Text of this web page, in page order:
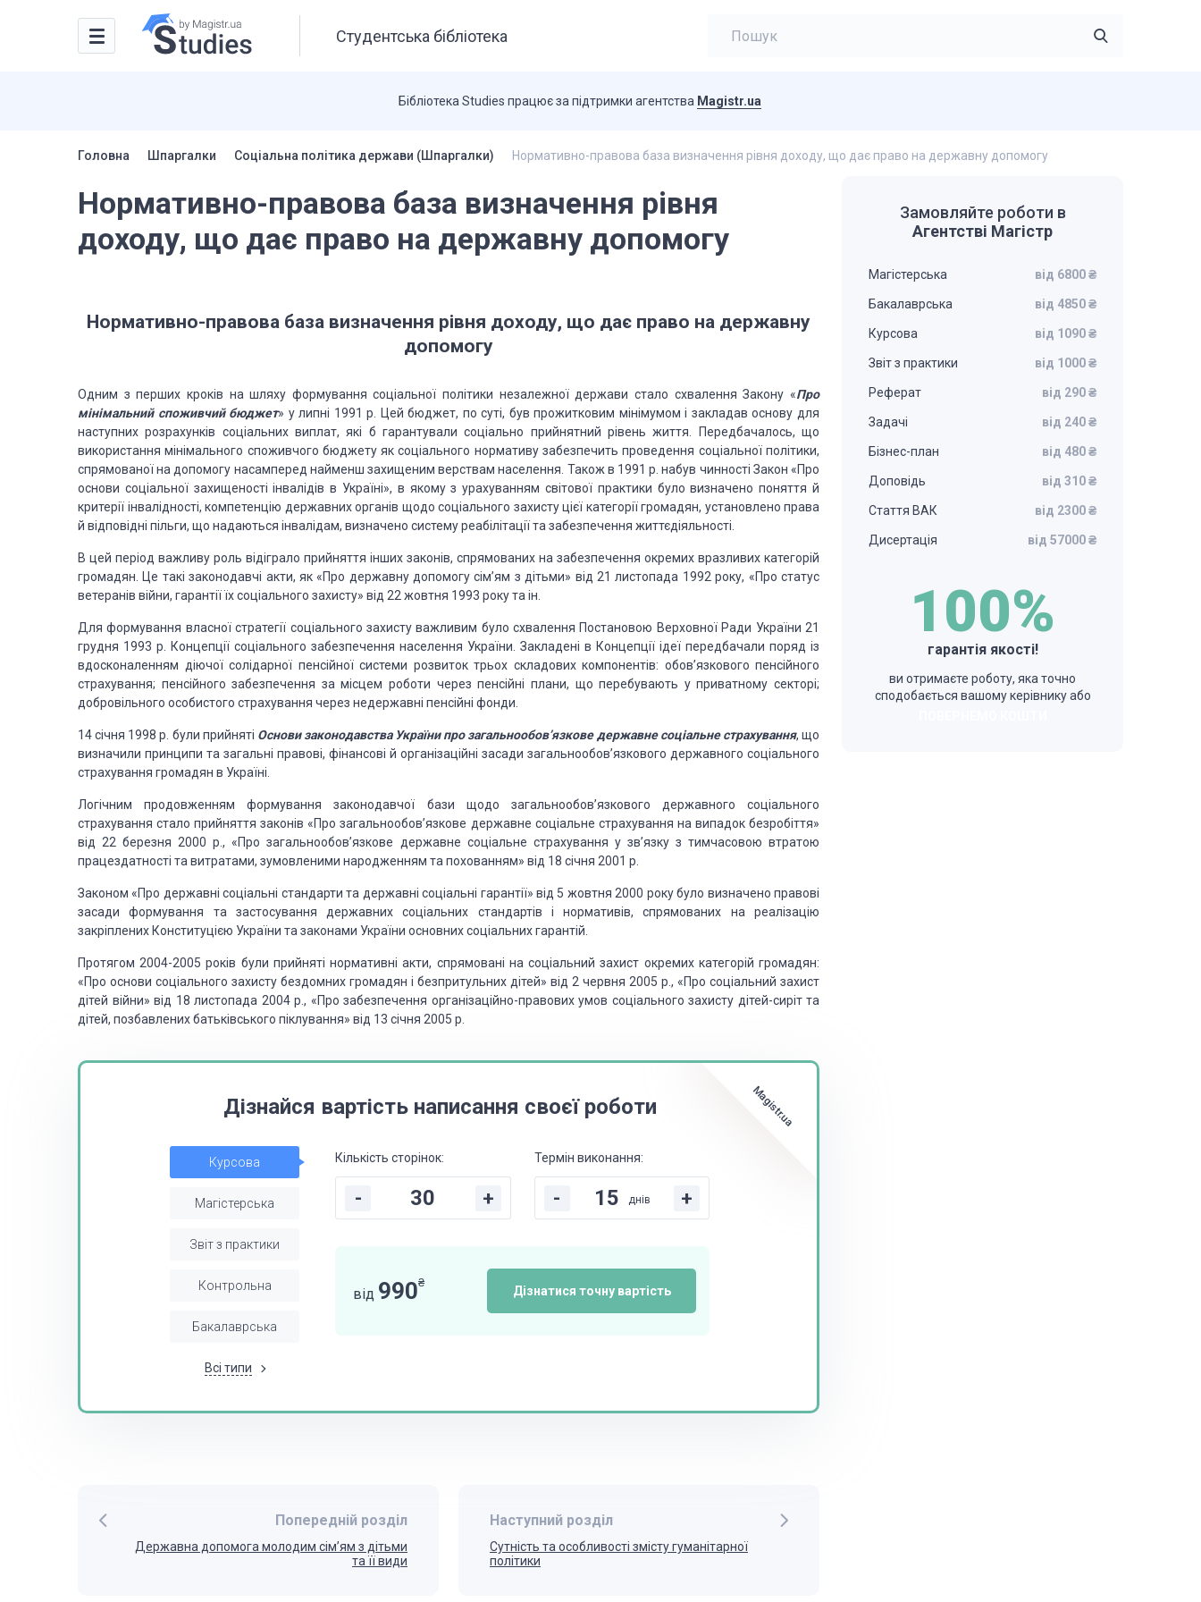
Студентська бібліотека
Бібліотека Studies працює за підтримки агентства Magistr.ua
Головна Шпаргалки Соціальна політика держави (Шпаргалки) Нормативно-правова база визначення рівня доходу, що дає право на державну допомогу
Нормативно-правова база визначення рівня
доходу, що дає право на державну допомогу
Нормативно-правова база визначення рівня доходу, що дає право на державну
допомогу
Одним з перших кроків на шляху формування соціальної політики незалежної держави стало схвалення Закону «Про
мінімальний споживчий бюджет» у липні 1991 р. Цей бюджет, по суті, був прожитковим мінімумом і закладав основу для
наступних розрахунків соціальних виплат, які б гарантували соціально прийнятний рівень життя. Передбачалось, що
використання мінімального споживчого бюджету як соціального нормативу забезпечить проведення соціальної політики,
спрямованої на допомогу насамперед найменш захищеним верствам населення. Також в 1991 р. набув чинності Закон «Про
основи соціальної захищеності інвалідів в Україні», в якому з урахуванням світової практики було визначено поняття й
критерії інвалідності, компетенцію державних органів щодо соціального захисту цієї категорії громадян, установлено права
й відповідні пільги, що надаються інвалідам, визначено систему реабілітації та забезпечення життєдіяльності.
В цей період важливу роль відіграло прийняття інших законів, спрямованих на забезпечення окремих вразливих категорій
громадян. Це такі законодавчі акти, як «Про державну допомогу сім’ям з дітьми» від 21 листопада 1992 року, «Про статус
ветеранів війни, гарантії їх соціального захисту» від 22 жовтня 1993 року та ін.
Для формування власної стратегії соціального захисту важливим було схвалення Постановою Верховної Ради України 21
грудня 1993 р. Концепції соціального забезпечення населення України. Закладені в Концепції ідеї передбачали поряд із
вдосконаленням діючої солідарної пенсійної системи розвиток трьох складових компонентів: обов’язкового пенсійного
страхування; пенсійного забезпечення за місцем роботи через пенсійні плани, що перебувають у приватному секторі;
добровільного особистого страхування через недержавні пенсійні фонди.
14 січня 1998 р. були прийняті Основи законодавства України про загальнообов’язкове державне соціальне страхування, що
визначили принципи та загальні правові, фінансові й організаційні засади загальнообов’язкового державного соціального
страхування громадян в Україні.
Логічним продовженням формування законодавчої бази щодо загальнообов’язкового державного соціального
страхування стало прийняття законів «Про загальнообов’язкове державне соціальне страхування на випадок безробіття»
від 22 березня 2000 р., «Про загальнообов’язкове державне соціальне страхування у зв’язку з тимчасовою втратою
працездатності та витратами, зумовленими народженням та похованням» від 18 січня 2001 р.
Законом «Про державні соціальні стандарти та державні соціальні гарантії» від 5 жовтня 2000 року було визначено правові
засади формування та застосування державних соціальних стандартів і нормативів, спрямованих на реалізацію
закріплених Конституцією України та законами України основних соціальних гарантій.
Протягом 2004-2005 років були прийняті нормативні акти, спрямовані на соціальний захист окремих категорій громадян:
«Про основи соціального захисту бездомних громадян і безпритульних дітей» від 2 червня 2005 р., «Про соціальний захист
дітей війни» від 18 листопада 2004 р., «Про забезпечення організаційно-правових умов соціального захисту дітей-сиріт та
дітей, позбавлених батьківського піклування» від 13 січня 2005 р.
Magistr.ua
Дізнайся вартість написання своєї роботи
Курсова
Магістерська
Звіт з практики
Контрольна
Бакалаврська
Всі типи
Кількість сторінок:
- +
Термін виконання:
- днів +
від 990₴
Дізнатися точну вартість
Попередній розділ
Державна допомога молодим сім’ям з дітьми
та її види
Наступний розділ
Сутність та особливості змісту гуманітарної
політики
Замовляйте роботи в
Агентстві Магістр
Магістерська від 6800 ₴
Бакалаврська від 4850 ₴
Курсова від 1090 ₴
Звіт з практики від 1000 ₴
Реферат від 290 ₴
Задачі від 240 ₴
Бізнес-план від 480 ₴
Доповідь від 310 ₴
Стаття ВАК від 2300 ₴
Дисертація від 57000 ₴
100%
гарантія якості!
ви отримаєте роботу, яка точно
сподобається вашому керівнику або